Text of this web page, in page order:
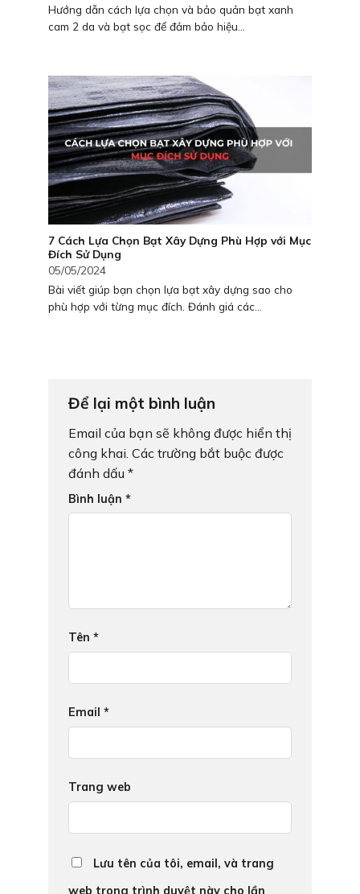
Hướng dẫn cách lựa chọn và bảo quản bạt xanh
cam 2 da và bạt sọc để đảm bảo hiệu...
7 Cách Lựa Chọn Bạt Xây Dựng Phù Hợp với Mục
Đích Sử Dụng
05/05/2024
Bài viết giúp bạn chọn lựa bạt xây dựng sao cho
phù hợp với từng mục đích. Đánh giá các...
Để lại một bình luận
Email của bạn sẽ không được hiển thị
công khai. Các trường bắt buộc được
đánh dấu *
Bình luận *
Tên *
Email *
Trang web
Lưu tên của tôi, email, và trang
web trong trình duyệt này cho lần